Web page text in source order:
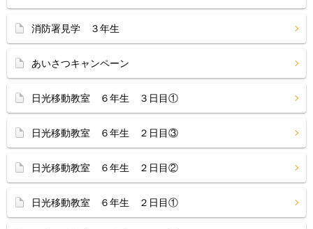
消防署見学 ３年生
あいさつキャンペーン
日光移動教室 ６年生 ３日目①
日光移動教室 ６年生 ２日目③
日光移動教室 ６年生 ２日目②
日光移動教室 ６年生 ２日目①